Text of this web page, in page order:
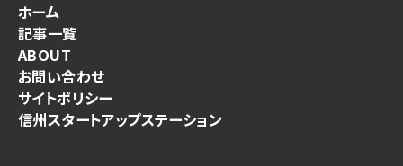
ホーム
記事一覧
ABOUT
お問い合わせ
サイトポリシー
信州スタートアップステーション